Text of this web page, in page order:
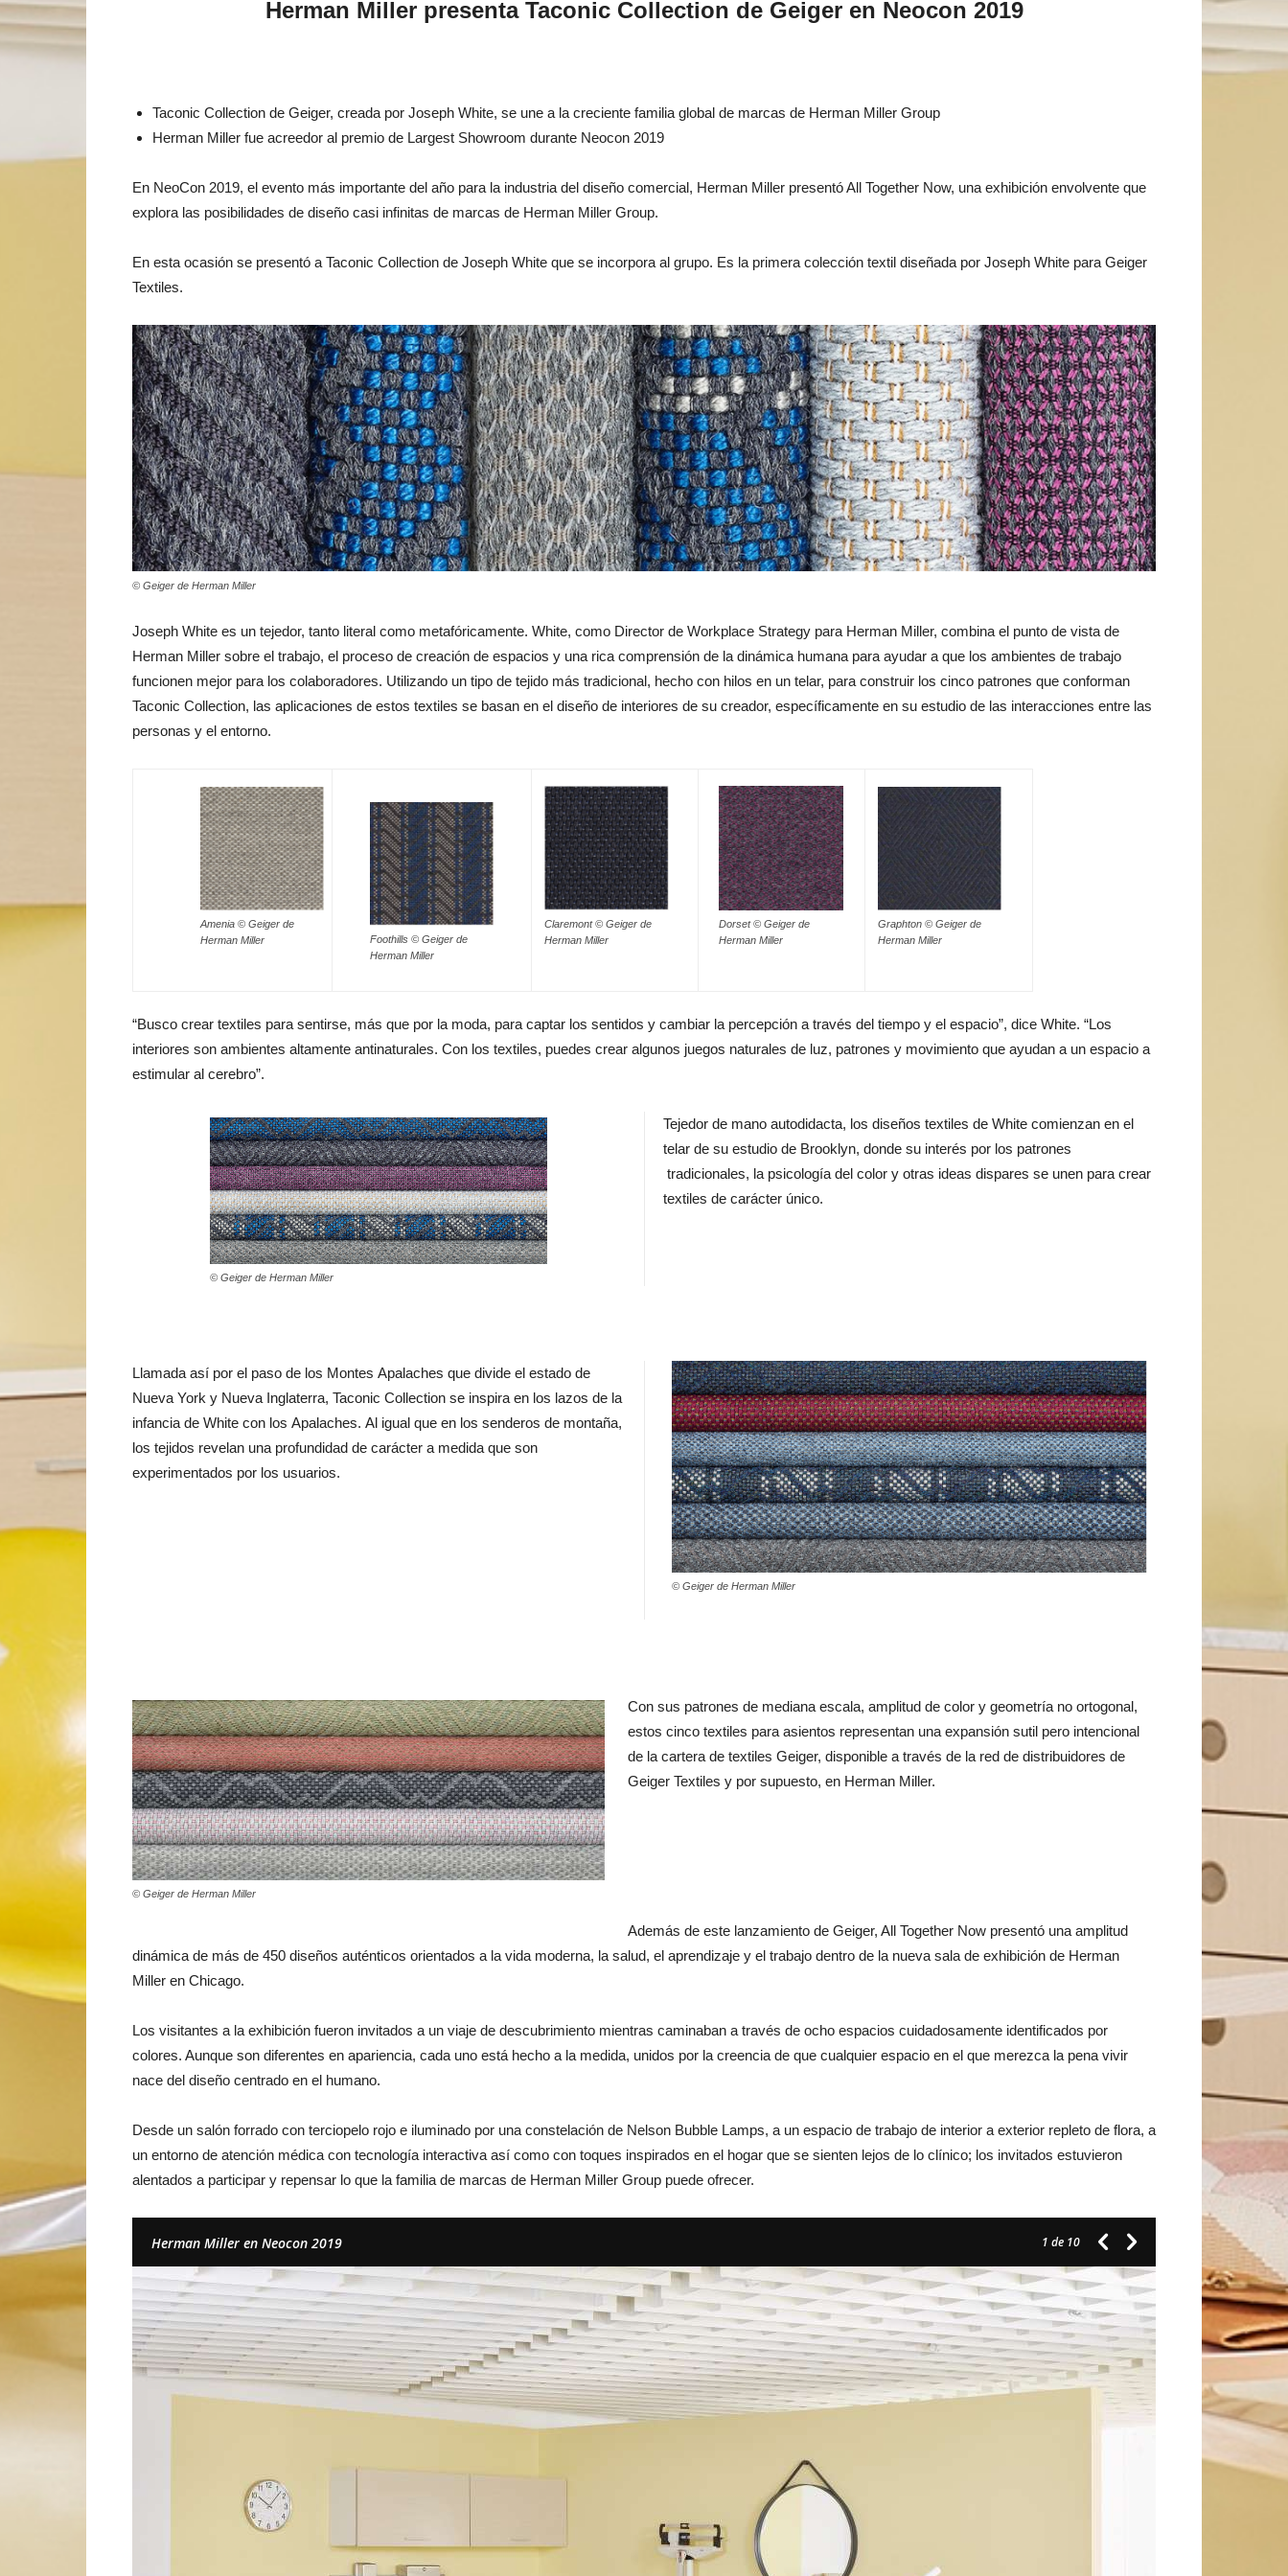
Herman Miller presenta Taconic Collection de Geiger en Neocon 2019
Taconic Collection de Geiger, creada por Joseph White, se une a la creciente familia global de marcas de Herman Miller Group
Herman Miller fue acreedor al premio de Largest Showroom durante Neocon 2019
En NeoCon 2019, el evento más importante del año para la industria del diseño comercial, Herman Miller presentó All Together Now, una exhibición envolvente que
explora las posibilidades de diseño casi infinitas de marcas de Herman Miller Group.
En esta ocasión se presentó a Taconic Collection de Joseph White que se incorpora al grupo. Es la primera colección textil diseñada por Joseph White para Geiger
Textiles.
© Geiger de Herman Miller
Joseph White es un tejedor, tanto literal como metafóricamente. White, como Director de Workplace Strategy para Herman Miller, combina el punto de vista de
Herman Miller sobre el trabajo, el proceso de creación de espacios y una rica comprensión de la dinámica humana para ayudar a que los ambientes de trabajo
funcionen mejor para los colaboradores. Utilizando un tipo de tejido más tradicional, hecho con hilos en un telar, para construir los cinco patrones que conforman
Taconic Collection, las aplicaciones de estos textiles se basan en el diseño de interiores de su creador, especí­ficamente en su estudio de las interacciones entre las
personas y el entorno.
Amenia © Geiger de
Herman Miller
Foothills © Geiger de
Herman Miller
Claremont © Geiger de
Herman Miller
Dorset © Geiger de
Herman Miller
Graphton © Geiger de
Herman Miller
“Busco crear textiles para sentirse, más que por la moda, para captar los sentidos y cambiar la percepción a través del tiempo y el espacio”, dice White. “Los
interiores son ambientes altamente antinaturales. Con los textiles, puedes crear algunos juegos naturales de luz, patrones y movimiento que ayudan a un espacio a
estimular al cerebro”.
© Geiger de Herman Miller
Tejedor de mano autodidacta, los diseños textiles de White comienzan en el
telar de su estudio de Brooklyn, donde su interés por los patrones
tradicionales, la psicología del color y otras ideas dispares se unen para crear
textiles de carácter único.
Llamada así por el paso de los Montes Apalaches que divide el estado de
Nueva York y Nueva Inglaterra, Taconic Collection se inspira en los lazos de la
infancia de White con los Apalaches. Al igual que en los senderos de montaña,
los tejidos revelan una profundidad de carácter a medida que son
experimentados por los usuarios.
© Geiger de Herman Miller
© Geiger de Herman Miller
Con sus patrones de mediana escala, amplitud de color y geometría no ortogonal,
estos cinco textiles para asientos representan una expansión sutil pero intencional
de la cartera de textiles Geiger, disponible a través de la red de distribuidores de
Geiger Textiles y por supuesto, en Herman Miller.
Además de este lanzamiento de Geiger, All Together Now presentó una amplitud
dinámica de más de 450 diseños auténticos orientados a la vida moderna, la salud, el aprendizaje y el trabajo dentro de la nueva sala de exhibición de Herman
Miller en Chicago.
Los visitantes a la exhibición fueron invitados a un viaje de descubrimiento mientras caminaban a través de ocho espacios cuidadosamente identificados por
colores. Aunque son diferentes en apariencia, cada uno está hecho a la medida, unidos por la creencia de que cualquier espacio en el que merezca la pena vivir
nace del diseño centrado en el humano.
Desde un salón forrado con terciopelo rojo e iluminado por una constelación de Nelson Bubble Lamps, a un espacio de trabajo de interior a exterior repleto de flora, a
un entorno de atención médica con tecnología interactiva así como con toques inspirados en el hogar que se sienten lejos de lo clínico; los invitados estuvieron
alentados a participar y repensar lo que la familia de marcas de Herman Miller Group puede ofrecer.
Herman Miller en Neocon 2019 1 de 10